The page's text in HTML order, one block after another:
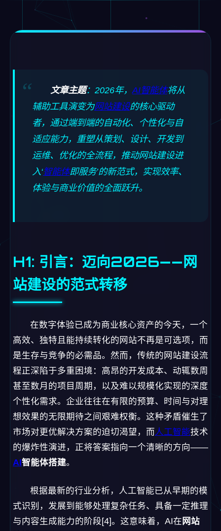
文章主题：2026年， AI智能体将从
辅助工具演变为网站建设的核心驱动
者，通过端到端的自动化、个性化与自
适应能力，重塑从策划、设计、开发到
运维、优化的全流程，推动网站建设进
入‘智能体即服务’的新范式，实现效率、
体验与商业价值的全面跃升。
H1: 引言：迈向2026——网
站建设的范式转移
在数字体验已成为商业核心资产的今天，一个
高效、独特且能持续转化的网站不再是可选项，而
是生存与竞争的必需品。然而，传统的网站建设流
程正深陷于多重困境：高昂的开发成本、动辄数周
甚至数月的项目周期，以及难以规模化实现的深度
个性化需求。企业往往在有限的预算、时间与对理
想效果的无限期待之间艰难权衡。这种矛盾催生了
市场对更优解决方案的迫切渴望，而人工智能技术
的爆炸性演进，正将答案指向一个清晰的方向——
AI智能体搭建。
根据最新的行业分析，人工智能已从早期的模
式识别，发展到能够处理复杂任务、具备一定推理
与内容生成能力的阶段[4]。这意味着，AI在 网站